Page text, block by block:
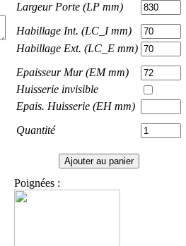
Largeur Porte (LP mm)
Habillage Int. (LC_I mm)
Habillage Ext. (LC_E mm)
Epaisseur Mur (EM mm)
Huisserie invisible
Epais. Huisserie (EH mm)
Quantité
Poignées :